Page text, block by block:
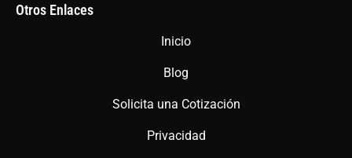
Otros Enlaces
Inicio
Blog
Solicita una Cotización
Privacidad